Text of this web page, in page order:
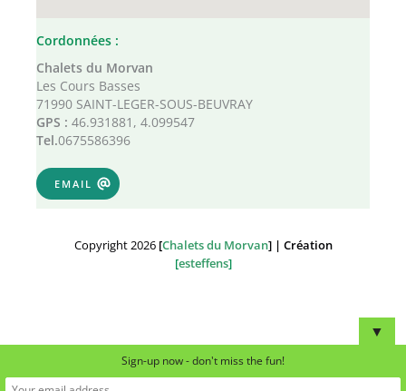
Cordonnées :
Chalets du Morvan
Les Cours Basses
71990 SAINT-LEGER-SOUS-BEUVRAY
GPS : 46.931881, 4.099547
Tel.0675586396
EMAIL
Copyright 2026 [Chalets du Morvan] | Création
[esteffens]
▼
Sign-up now - don't miss the fun!